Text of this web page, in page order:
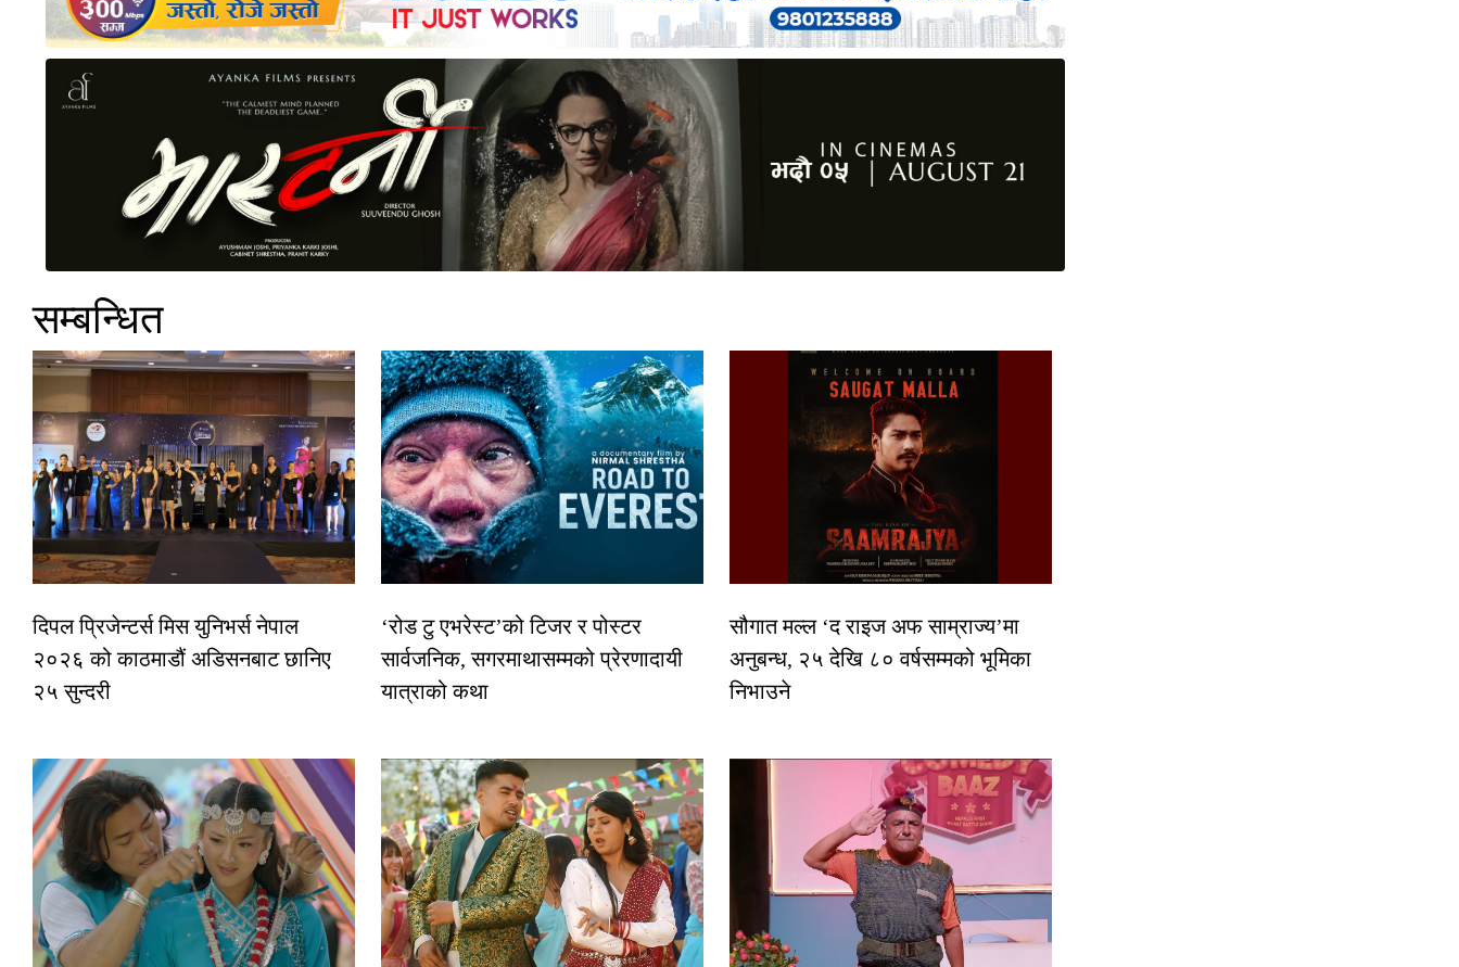
सम्बन्धित
दिपल प्रिजेन्टर्स मिस युनिभर्स नेपाल
२०२६ को काठमाडौं अडिसनबाट छानिए
२५ सुन्दरी
‘रोड टु एभरेस्ट’को टिजर र पोस्टर
सार्वजनिक, सगरमाथासम्मको प्रेरणादायी
यात्राको कथा
सौगात मल्ल ‘द राइज अफ साम्राज्य’मा
अनुबन्ध, २५ देखि ८० वर्षसम्मको भूमिका
निभाउने